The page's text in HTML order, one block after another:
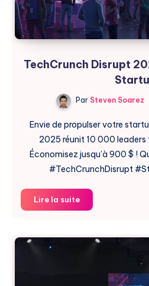
TechCrunch Disrupt
Par Steven Soarez
Envie de propulser votre
2025 réunit 10 000 leaders
Économisez jusqu’à 900 $ !
#TechCrunchDisrupt
Lire la suiteTechCrunch
Disrupt
:
Startup